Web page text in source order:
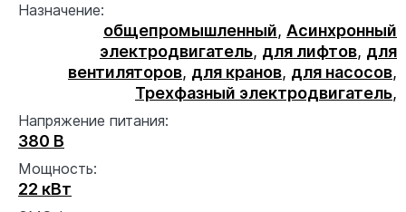
Назначение:
общепромышленный, Асинхронный
электродвигатель, для лифтов, для
вентиляторов, для кранов, для насосов,
Трехфазный электродвигатель,
Напряжение питания:
380 В
Мощность:
22 кВт